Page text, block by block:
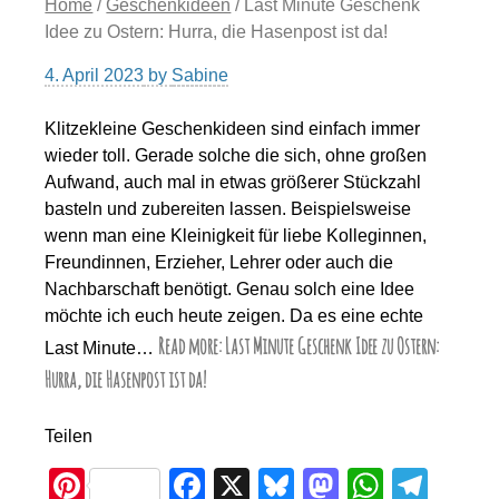
Home / Geschenkideen / Last Minute Geschenk
Idee zu Ostern: Hurra, die Hasenpost ist da!
4. April 2023 by Sabine
Klitzekleine Geschenkideen sind einfach immer
wieder toll. Gerade solche die sich, ohne großen
Aufwand, auch mal in etwas größerer Stückzahl
basteln und zubereiten lassen. Beispielsweise
wenn man eine Kleinigkeit für liebe Kolleginnen,
Freundinnen, Erzieher, Lehrer oder auch die
Nachbarschaft benötigt. Genau solch eine Idee
möchte ich euch heute zeigen. Da es eine echte
Last Minute… Read more: Last Minute Geschenk Idee zu Ostern:
Hurra, die Hasenpost ist da!
Teilen
Pi
F
X
Bl
M
W